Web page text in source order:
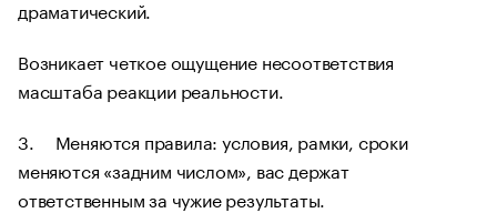
драматический.
Возникает четкое ощущение несоответствия
масштаба реакции реальности.
3. Меняются правила: условия, рамки, сроки
меняются «задним числом», вас держат
ответственным за чужие результаты.